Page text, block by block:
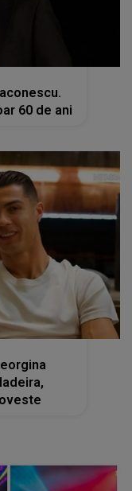
60 de ani